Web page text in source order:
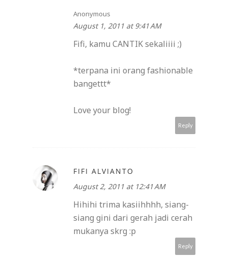
Anonymous
August 1, 2011 at 9:41 AM
Fifi, kamu CANTIK sekaliiii ;)
*terpana ini orang fashionable
bangettt*
Love your blog!
Reply
FIFI ALVIANTO
August 2, 2011 at 12:41 AM
Hihihi trima kasiihhhh, siang-
siang gini dari gerah jadi cerah
mukanya skrg :p
Reply